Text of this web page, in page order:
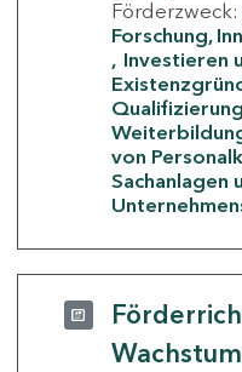
Förderzweck:
Forschung,
Investieren
von
Sachanlagen
Wachstum